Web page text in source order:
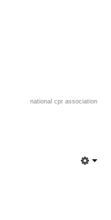
national cpr association